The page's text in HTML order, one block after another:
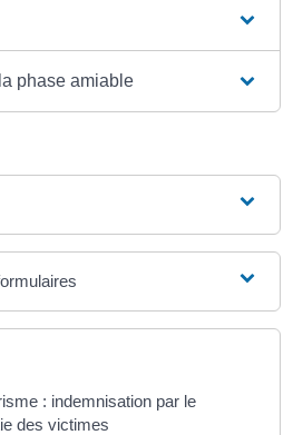
phase amiable
: indemnisation par le
des victimes